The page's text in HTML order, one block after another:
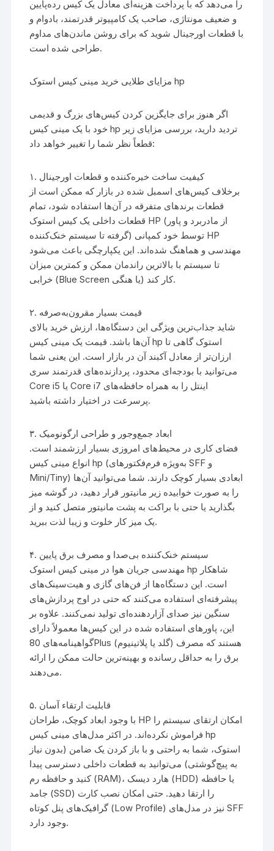
را می‌دهد که با پرداخت هزینه‌ای معادل یک کیس رده‌پایین
و ضعیف مونتاژی، صاحب یک کامپیوتر قدرتمند، بادوام و
با قطعات اورجینال شوید که برای روشن ماندن‌های مداوم
طراحی شده است.
مزایای طلایی خرید مینی کیس استوک hp
اگر هنوز برای جایگزین کردن کیس‌های بزرگ و قدیمی
خود با یک مینی کیس hp تردید دارید، بررسی مزایای زیر
قطعاً نظر شما را تغییر خواهد داد:
۱. کیفیت ساخت خیره‌کننده و قطعات اورجینال
برخلاف کیس‌های اسمبل شده در بازار که ممکن است از
قطعات برندهای متفرقه در آن‌ها استفاده شود، تمام
قطعات داخلی یک کیس استوک HP (از مادربرد و پاور
گرفته تا سیستم خنک‌کننده) توسط خود کمپانی HP
مهندسی و هماهنگ شده‌اند. این یکپارچگی باعث می‌شود
تا سیستم با بالاترین راندمان ممکن و کمترین میزان
خرابی (Blue Screen یا هنگی) کار کند.
۲. قیمت بسیار مقرون‌به‌صرفه
شاید جذاب‌ترین ویژگی این دستگاه‌ها، ارزش خرید بالای
آن‌ها باشد. قیمت یک مینی کیس hp استوک گاهی تا
ارزان‌تر از معادل آکبند آن در بازار است. این یعنی شما
می‌توانید با بودجه‌ای محدود، پردازنده‌های قدرتمند سری
Core i5 یا Core i7 اینتل را به همراه حافظه‌های
پرسرعت در اختیار داشته باشید.
۳. ابعاد جمع‌وجور و طراحی ارگونومیک
فضای کاری در محیط‌های امروزی بسیار ارزشمند است.
انواع مینی کیس hp (به‌ویژه فرم‌فکتورهای SFF و
Mini/Tiny) ابعادی بسیار کوچک دارند. شما می‌توانید آن‌ها
را به صورت خوابیده زیر مانیتور قرار دهید، در گوشه میز
بگذارید یا حتی با براکت به پشت مانیتور متصل کنید و از
یک میز کار خلوت و زیبا لذت ببرید.
۴. سیستم خنک‌کننده بی‌صدا و مصرف برق پایین
مهندسی جریان هوا در مینی کیس استوک hp شاهکار
است. این دستگاه‌ها از فن‌های گازی و هیت‌سینک‌های
پیشرفته‌ای استفاده می‌کنند که حتی در اوج پردازش‌های
سنگین نیز صدای آزاردهنده‌ای تولید نمی‌کنند. علاوه بر
این، پاورهای استفاده شده در این کیس‌ها معمولاً دارای
گواهینامه‌های 80Plus (گلد یا پلاتینیوم) هستند که مصرف
برق را به حداقل رسانده و بهینه‌ترین حالت ممکن را ارائه
می‌دهند.
۵. قابلیت ارتقاء آسان
با وجود ابعاد کوچک، طراحان HP امکان ارتقای سیستم را
فراموش نکرده‌اند. در اکثر مدل‌های مینی کیس hp
استوک، شما به راحتی و با باز کردن یک ضامن (بدون نیاز
به پیچ‌گوشتی) می‌توانید به قطعات داخلی دسترسی پیدا
کنید و حافظه رم (RAM)، هارد دیسک (HDD) یا حافظه
جامد (SSD) را ارتقا دهید. حتی امکان نصب کارت
گرافیک‌های پنل کوتاه (Low Profile) نیز در مدل‌های SFF
وجود دارد.